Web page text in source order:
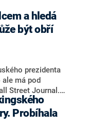
automobily.
přestane
k civilním i
Reuters.
být obří
prezidenta
má pod
Street Journal.
totiž dostaly
ve vztahu s
o pomoc. Čína
Probíhala